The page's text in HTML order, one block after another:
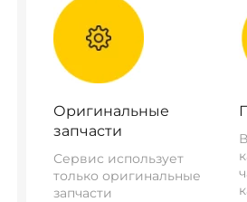
Оригинальные
запчасти
Сервис использует
только оригинальные
запчасти